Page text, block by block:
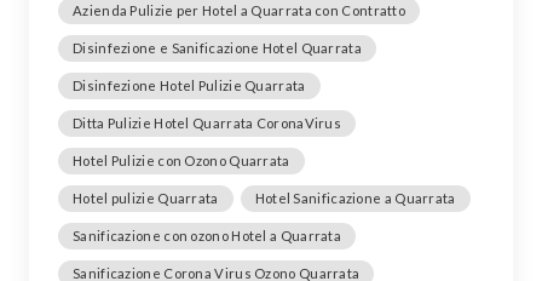
Azienda Pulizie per Hotel a Quarrata con Contratto
Disinfezione e Sanificazione Hotel Quarrata
Disinfezione Hotel Pulizie Quarrata
Ditta Pulizie Hotel Quarrata CoronaVirus
Hotel Pulizie con Ozono Quarrata
Hotel pulizie Quarrata Hotel Sanificazione a Quarrata
Sanificazione con ozono Hotel a Quarrata
Sanificazione Corona Virus Ozono Quarrata